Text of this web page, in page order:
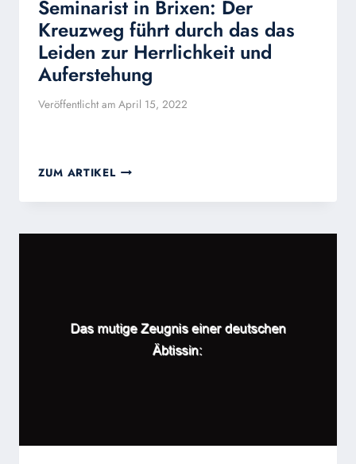
Seminarist in Brixen: Der
Kreuzweg führt durch das das
Leiden zur Herrlichkeit und
Auferstehung
Veröffentlicht am April 15, 2022
ZUM ARTIKEL SEMINARIST
BRIXEN:
KREUZWEG
LEIDEN
ZUR
HERRLICHKEIT